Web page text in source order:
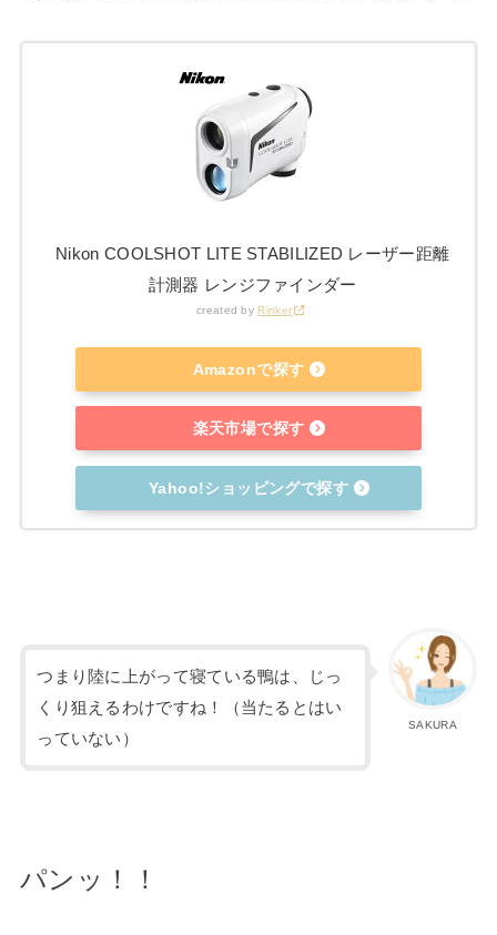
Nikon COOLSHOT LITE STABILIZED レーザー距離
計測器 レンジファインダー
created by Rinker
Amazonで探す
楽天市場で探す
Yahoo!ショッピングで探す
SAKURA
つまり陸に上がって寝ている鴨は、じっ
くり狙えるわけですね！（当たるとはい
っていない）
パンッ！！